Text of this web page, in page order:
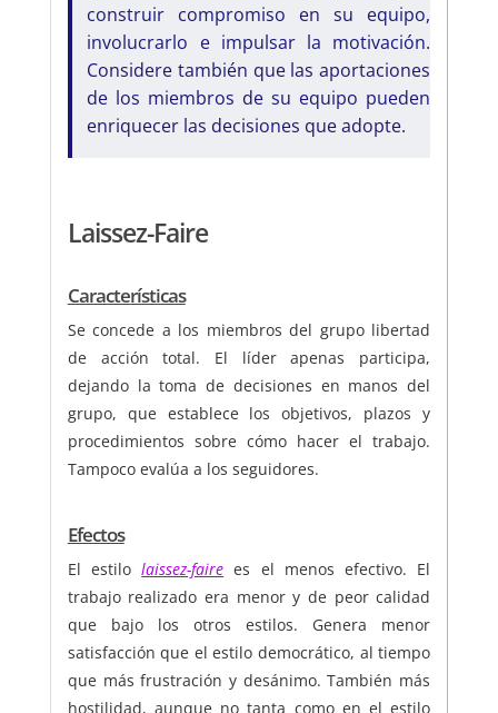
construir compromiso en su equipo,
involucrarlo e impulsar la motivación.
Considere también que las aportaciones
de los miembros de su equipo pueden
enriquecer las decisiones que adopte.
Laissez-Faire
Características
Se concede a los miembros del grupo libertad
de acción total. El líder apenas participa,
dejando la toma de decisiones en manos del
grupo, que establece los objetivos, plazos y
procedimientos sobre cómo hacer el trabajo.
Tampoco evalúa a los seguidores.
Efectos
El estilolaissez-faire es el menos efectivo. El
trabajo realizado era menor y de peor calidad
que bajo los otros estilos. Genera menor
satisfacción que el estilo democrático, al tiempo
que más frustración y desánimo. También más
hostilidad, aunque no tanta como en el estilo